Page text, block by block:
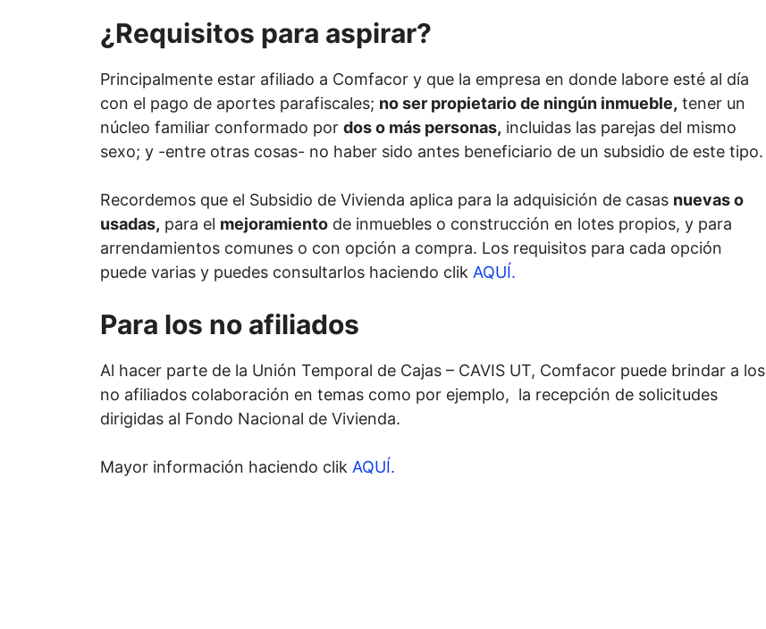
¿Requisitos para aspirar?
Principalmente estar afiliado a Comfacor y que la empresa en donde labore esté al día
con el pago de aportes parafiscales; no ser propietario de ningún inmueble, tener un
núcleo familiar conformado por dos o más personas, incluidas las parejas del mismo
sexo; y -entre otras cosas- no haber sido antes beneficiario de un subsidio de este tipo.
Recordemos que el Subsidio de Vivienda aplica para la adquisición de casas nuevas o
usadas, para el mejoramiento de inmuebles o construcción en lotes propios, y para
arrendamientos comunes o con opción a compra. Los requisitos para cada opción
puede varias y puedes consultarlos haciendo clik AQUÍ.
Para los no afiliados
Al hacer parte de la Unión Temporal de Cajas – CAVIS UT, Comfacor puede brindar a los
no afiliados colaboración en temas como por ejemplo, la recepción de solicitudes
dirigidas al Fondo Nacional de Vivienda.
Mayor información haciendo clik AQUÍ.